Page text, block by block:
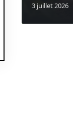
3 juillet 2026